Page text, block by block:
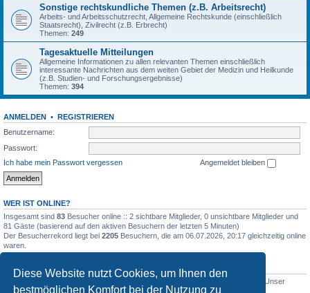
Diese Website nutzt Cookies, um Ihnen den
bestmöglichen Komfort bei der Nutzung zu
Sonstige rechtskundliche Themen (z.B. Arbeitsrecht)
Arbeits- und Arbeitsschutzrecht, Allgemeine Rechtskunde (einschließlich
Staatsrecht), Zivilrecht (z.B. Erbrecht)
Themen: 249
Tagesaktuelle Mitteilungen
Allgemeine Informationen zu allen relevanten Themen einschließlich
interessante Nachrichten aus dem weiten Gebiet der Medizin und Heilkunde
(z.B. Studien- und Forschungsergebnisse)
Themen: 394
ANMELDEN • REGISTRIEREN
Benutzername:
Passwort:
Ich habe mein Passwort vergessen
Angemeldet bleiben
WER IST ONLINE?
Insgesamt sind 83 Besucher online :: 2 sichtbare Mitglieder, 0 unsichtbare Mitglieder und
81 Gäste (basierend auf den aktiven Besuchern der letzten 5 Minuten)
Der Besucherrekord liegt bei 2205 Besuchern, die am 06.07.2026, 20:17 gleichzeitig online
waren.
STATISTIK
• Themen insgesamt
• Unser
neuestes Mitglied:WernerSchell